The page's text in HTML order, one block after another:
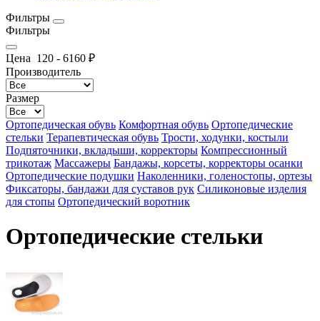
Фильтры
Фильтры
Цена 120 - 6160 ₽
Производитель
Размер
Ортопедическая обувь Комфортная обувь Ортопедические
стельки Терапевтическая обувь Трости, ходунки, костыли
Подпяточники, вкладыши, корректоры Компрессионный
трикотаж Массажеры Бандажы, корсеты, корректоры осанки
Ортопедические подушки Наколенники, голеностопы, ортезы
Фиксаторы, бандажи для суставов рук Силиконовые изделия
для стопы Ортопедический воротник
Ортопедические стельки